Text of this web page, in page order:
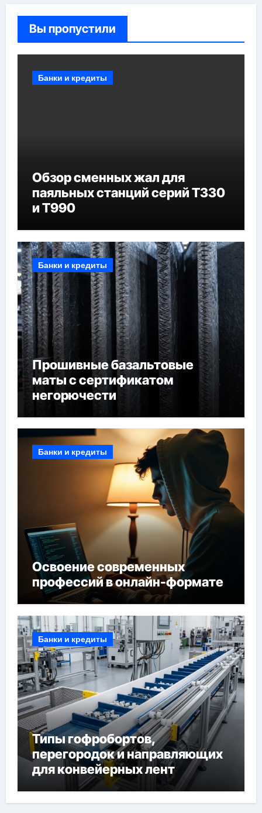
Вы пропустили
Банки и кредиты
Обзор сменных жал для
паяльных станций серий T330
и T990
Банки и кредиты
Прошивные базальтовые
маты с сертификатом
негорючести
Банки и кредиты
Освоение современных
профессий в онлайн-формате
Банки и кредиты
Типы гофробортов,
перегородок и направляющих
для конвейерных лент